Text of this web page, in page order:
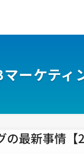
マーケティ
最新事情【